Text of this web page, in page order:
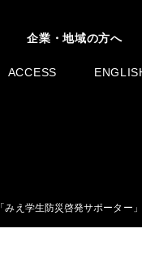
企業・地域の方へ
ACCESS
「みえ学生防災啓発サポーター